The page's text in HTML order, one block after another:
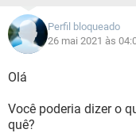
Perfil bloqueado
26 mai 2021 às
Olá
Você poderia dizer o
quê?